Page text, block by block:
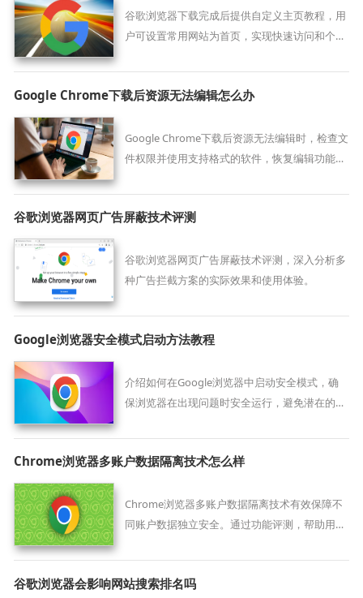
谷歌浏览器下载完成后提供自定义主页教程，用
户可设置常用网站为首页，实现快速访问和个性
Google Chrome下载后资源无法编辑怎么办
Google Chrome下载后资源无法编辑时，检查文
件权限并使用支持格式的软件，恢复编辑功能保
谷歌浏览器网页广告屏蔽技术评测
谷歌浏览器网页广告屏蔽技术评测，深入分析多
种广告拦截方案的实际效果和使用体验。
Google浏览器安全模式启动方法教程
介绍如何在Google浏览器中启动安全模式，确
保浏览器在出现问题时安全运行，避免潜在的风
Chrome浏览器多账户数据隔离技术怎么样
Chrome浏览器多账户数据隔离技术有效保障不
同账户数据独立安全。通过功能评测，帮助用户
谷歌浏览器会影响网站搜索排名吗